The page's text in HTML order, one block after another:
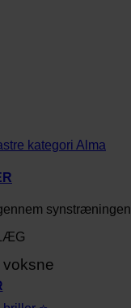
synstræningen
voksne